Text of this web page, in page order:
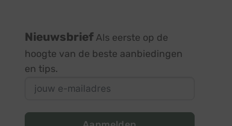
Nieuwsbrief Als eerste op de
hoogte van de beste aanbiedingen
en tips.